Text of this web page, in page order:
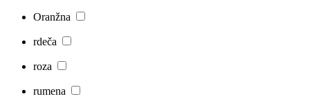
Oranžna
rdeča
roza
rumena